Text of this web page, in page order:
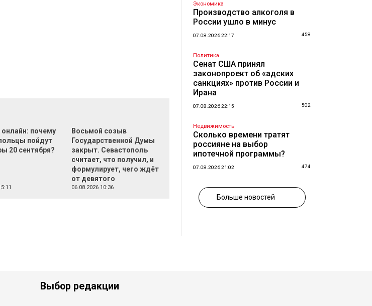
онлайн: почему
пойдут
20 сентября?
Восьмой созыв
Государственной Думы
закрыт. Севастополь
считает, что получил, и
формулирует, чего ждёт
от девятого
06.08.2026 10:36
Экономика
Производство алкоголя в
России ушло в минус
07.08.2026 22:17 458
Политика
Сенат США принял
законопроект об «адских
санкциях» против России и
Ирана
07.08.2026 22:15 502
Недвижимость
Сколько времени тратят
россияне на выбор
ипотечной программы?
07.08.2026 21:02 474
Больше новостей
Выбор редакции